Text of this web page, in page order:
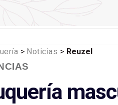
> Noticias > Reuzel